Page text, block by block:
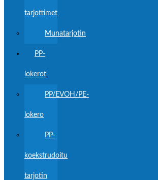
tarjottimet
Munatarjotin
PP-
lokerot
PP/EVOH/PE-
lokero
PP-
koekstrudoitu
tarjotin